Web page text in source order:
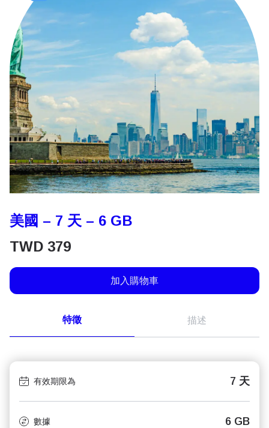
美國 – 7 天 – 6 GB
TWD 379
加入購物車
特徵 描述
有效期限為 7 天
數據 6 GB